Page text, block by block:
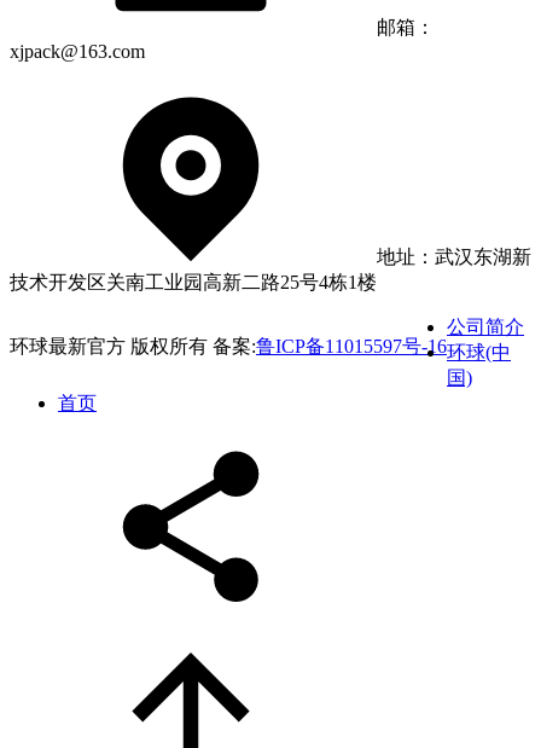
邮箱：
xjpack@163.com
地址：武汉东湖新
技术开发区关南工业园高新二路25号4栋1楼
环球最新官方 版权所有 备案:鲁ICP备11015597号-16
公司简介
环球(中
国)
首页